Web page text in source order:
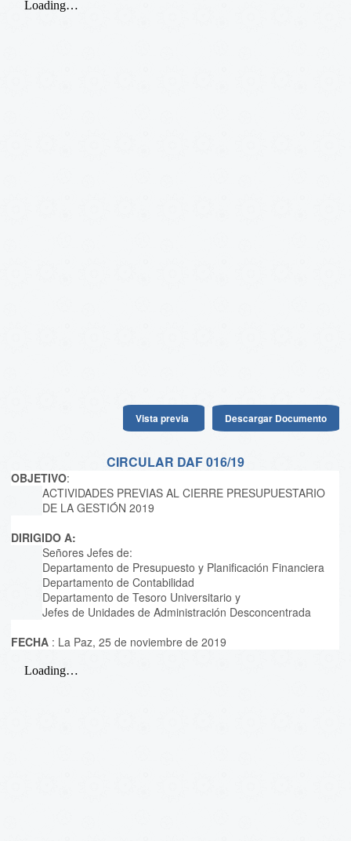
Vista previa Descargar Documento
CIRCULAR DAF 016/19
OBJETIVO:
ACTIVIDADES PREVIAS AL CIERRE PRESUPUESTARIO
DE LA GESTIÓN 2019
DIRIGIDO A:
Señores Jefes de:
Departamento de Presupuesto y Planificación Financiera
Departamento de Contabilidad
Departamento de Tesoro Universitario y
Jefes de Unidades de Administración Desconcentrada
FECHA : La Paz, 25 de noviembre de 2019